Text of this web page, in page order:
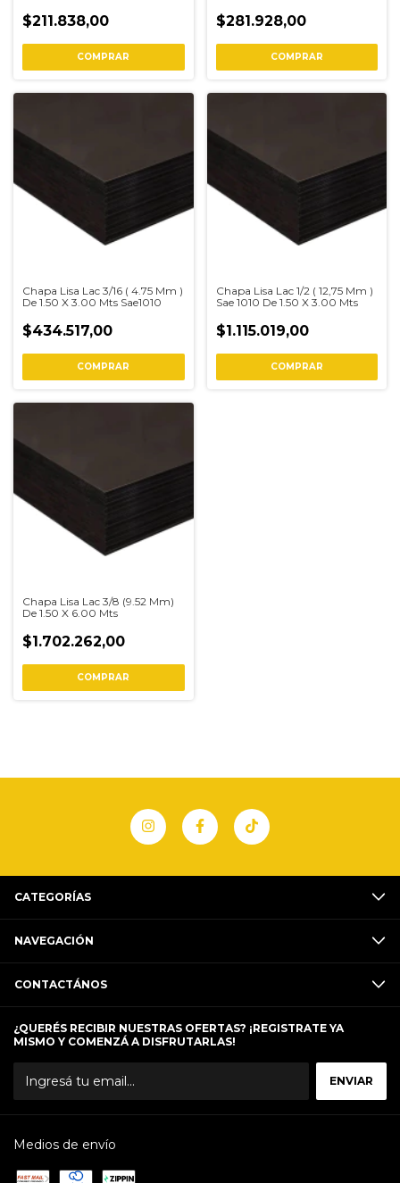
$211.838,00
COMPRAR
$281.928,00
COMPRAR
Chapa Lisa Lac 3/16 ( 4.75 Mm )
De 1.50 X 3.00 Mts Sae1010
$434.517,00
COMPRAR
Chapa Lisa Lac 1/2 ( 12,75 Mm )
Sae 1010 De 1.50 X 3.00 Mts
$1.115.019,00
COMPRAR
Chapa Lisa Lac 3/8 (9.52 Mm)
De 1.50 X 6.00 Mts
$1.702.262,00
COMPRAR
CATEGORÍAS
NAVEGACIÓN
CONTACTÁNOS
¿QUERÉS RECIBIR NUESTRAS OFERTAS? ¡REGISTRATE YA
MISMO Y COMENZÁ A DISFRUTARLAS!
Medios de envío